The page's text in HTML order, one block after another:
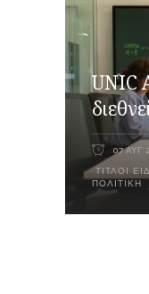
UNIC
07 ΑΥΓ
ΤΊΤΛΟΙ
ΠΟΛΙΤΙΚΉ